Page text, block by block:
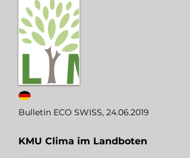
Bulletin ECO SWISS, 24.06.2019
KMU Clima im Landboten